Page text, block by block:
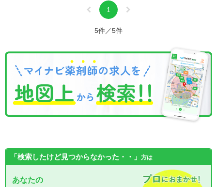
1
5件／5件
「検索したけど見つからなかった・・」 方は
あなたの